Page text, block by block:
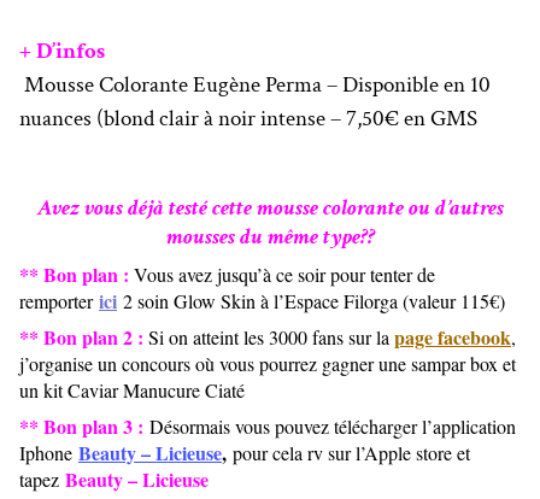
+ D’infos
Mousse Colorante Eugène Perma – Disponible en 10
nuances (blond clair à noir intense – 7,50€ en GMS
Avez vous déjà testé cette mousse colorante ou d’autres
mousses du même type??
** Bon plan : Vous avez jusqu’à ce soir pour tenter de
remporter ici 2 soin Glow Skin à l’Espace Filorga (valeur 115€)
** Bon plan 2 : Si on atteint les 3000 fans sur la page facebook,
j’organise un concours où vous pourrez gagner une sampar box et
un kit Caviar Manucure Ciaté
** Bon plan 3 : Désormais vous pouvez télécharger l’application
Iphone Beauty – Licieuse, pour cela rv sur l’Apple store et
tapez Beauty – Licieuse